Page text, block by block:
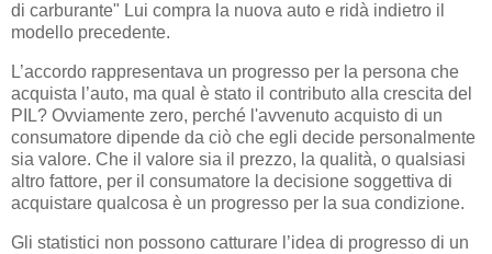
di carburante" Lui compra la nuova auto e ridà indietro il
modello precedente.
L’accordo rappresentava un progresso per la persona che
acquista l’auto, ma qual è stato il contributo alla crescita del
PIL? Ovviamente zero, perché l'avvenuto acquisto di un
consumatore dipende da ciò che egli decide personalmente
sia valore. Che il valore sia il prezzo, la qualità, o qualsiasi
altro fattore, per il consumatore la decisione soggettiva di
acquistare qualcosa è un progresso per la sua condizione.
Gli statistici non possono catturare l’idea di progresso di un